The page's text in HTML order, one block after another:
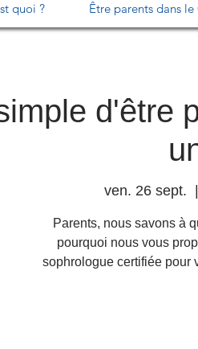
quoi ? Être parents dans le
d'être
ven. 26 sept.
Parents, nous savons à
pourquoi nous vous
sophrologue certifiée pour